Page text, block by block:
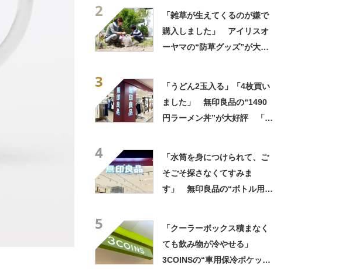
2
「雑草が生えてくるのが嫌で
購入しました」 アイリスオ
ーヤマの“防草グッズ”が大人
3
「うどん2玉入る」「4枚買い
ました」 無印良品の“1490
円ラーメン丼”が大好評 「適
4
「水筒を身につけられて、ご
そごそ探さなくてすみま
す」 無印良品の“ボトル用ホ
5
「クーラーボックス積まなく
ても飲み物が冷やせる」
3COINSの“車用保冷ポケッ